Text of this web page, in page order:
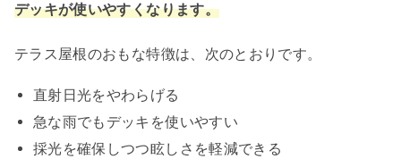
デッキが使いやすくなります。
テラス屋根のおもな特徴は、次のとおりです。
直射日光をやわらげる
急な雨でもデッキを使いやすい
採光を確保しつつ眩しさを軽減できる